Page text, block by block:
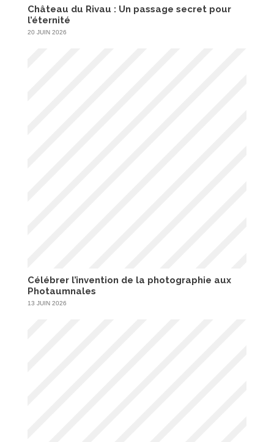
Château du Rivau : Un passage secret pour
l’éternité
20 JUIN 2026
Célébrer l’invention de la photographie aux
Photaumnales
13 JUIN 2026